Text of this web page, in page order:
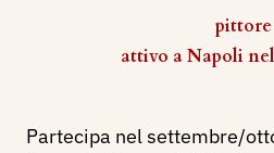
pittore
attivo a Napoli
Partecipa nel settembre/